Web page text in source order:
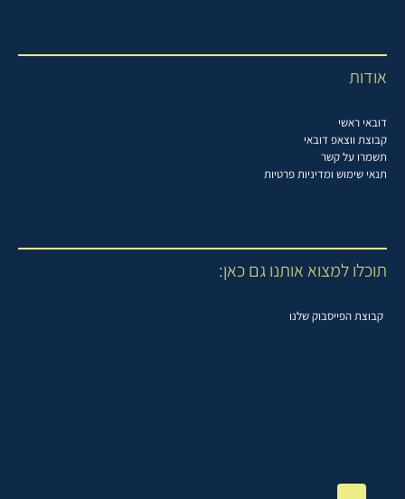
אודות
דובאי ראשי
קבוצת ווצאפ דובאי
תשמרו על קשר
תנאי שימוש ומדיניות פרטיות
תוכלו למצוא אותנו גם כאן:
קבוצת הפייסבוק שלנו